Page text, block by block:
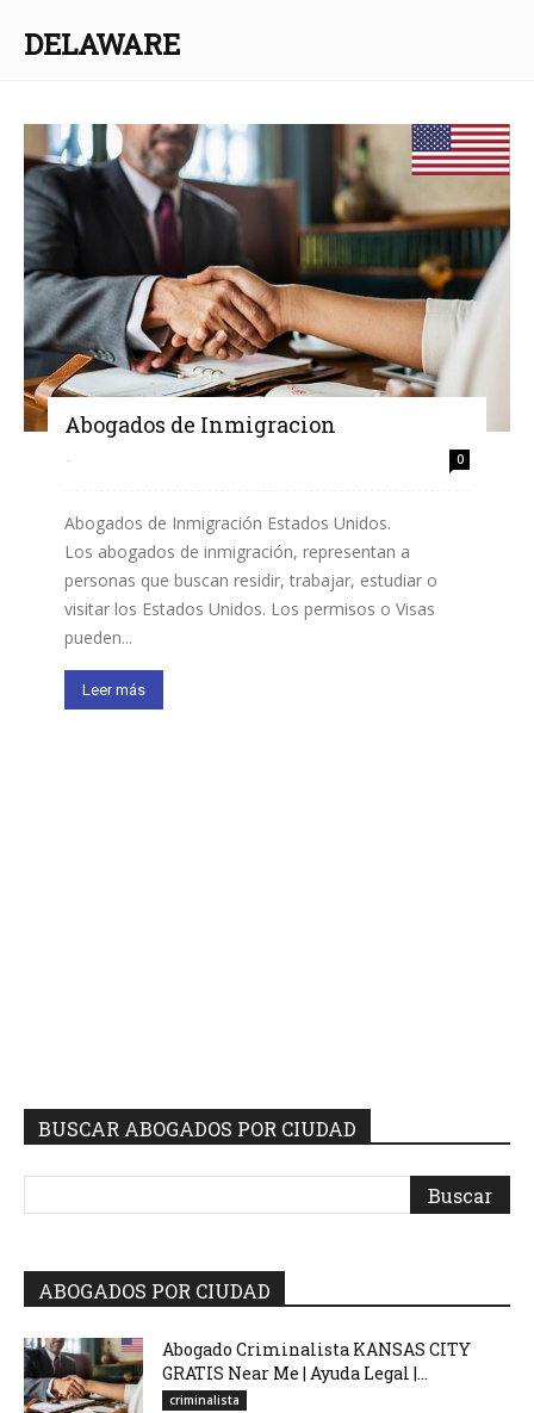
DELAWARE
Abogados de Inmigracion
- 0
Abogados de Inmigración Estados Unidos.
Los abogados de inmigración, representan a
personas que buscan residir, trabajar, estudiar o
visitar los Estados Unidos. Los permisos o Visas
pueden...
Leer más
BUSCAR ABOGADOS POR CIUDAD
ABOGADOS POR CIUDAD
Abogado Criminalista KANSAS CITY
GRATIS Near Me | Ayuda Legal |...
criminalista